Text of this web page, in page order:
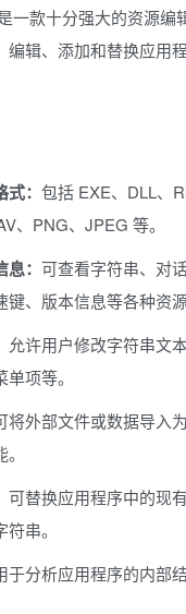
一款十分强大的资源编
编辑、添加和替换应用
： 包括 EXE、DLL、
、PNG、JPEG 等。
： 可查看字符串、对
、版本信息等各种资源
允许用户修改字符串文
项等。
将外部文件或数据导入
可替换应用程序中的现
串。
于分析应用程序的内部